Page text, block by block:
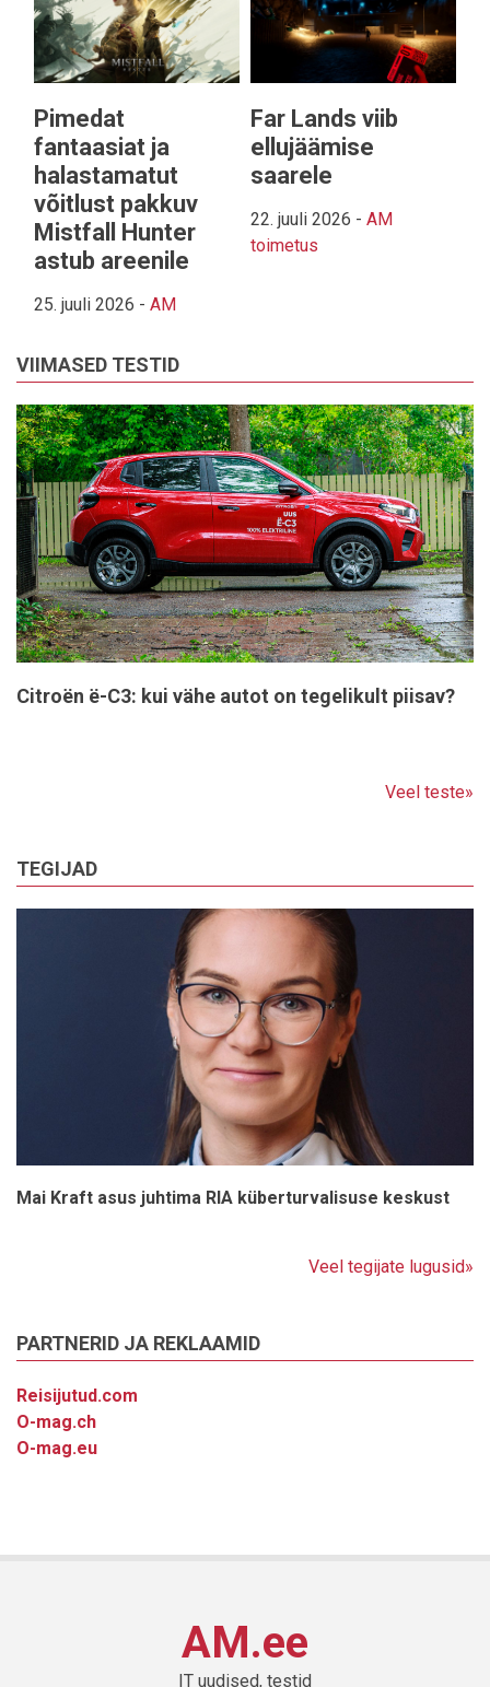
Pimedat
fantaasiat ja
halastamatut
võitlust pakkuv
Mistfall Hunter
astub areenile
25. juuli 2026 - AM
Far Lands viib
ellujäämise
saarele
22. juuli 2026 - AM
toimetus
VIIMASED TESTID
Citroën ë-C3: kui vähe autot on tegelikult piisav?
Veel teste»
TEGIJAD
Mai Kraft asus juhtima RIA küberturvalisuse keskust
Veel tegijate lugusid»
PARTNERID JA REKLAAMID
Reisijutud.com
O-mag.ch
O-mag.eu
AM.ee
IT uudised, testid